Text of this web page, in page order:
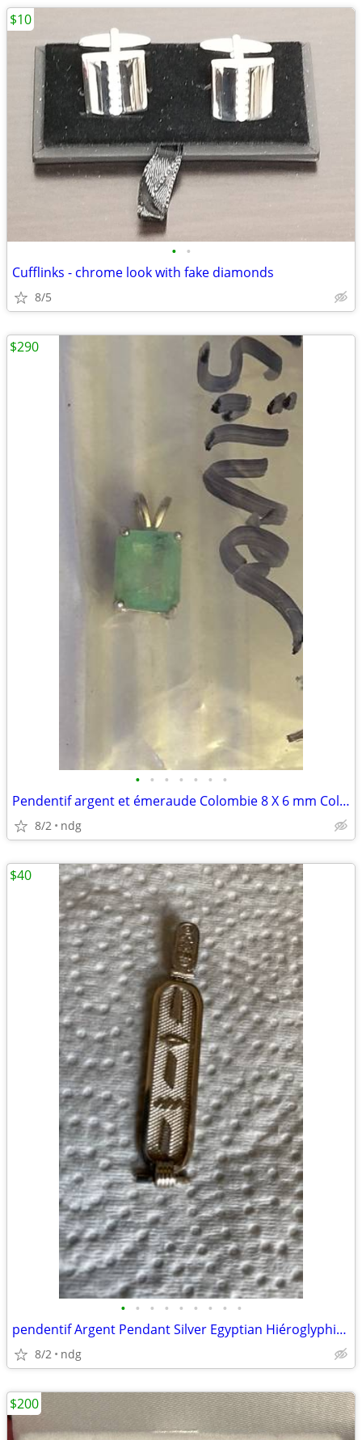
• •
Cufflinks - chrome look with fake diamonds
8/5
$10
• • • • • • •
Pendentif argent et émeraude Colombie 8 X 6 mm Colombian emerald
8/2 ndg
$290
• • • • • • • • •
pendentif Argent Pendant Silver Egyptian Hiéroglyphique 2"
8/2 ndg
$40
$200